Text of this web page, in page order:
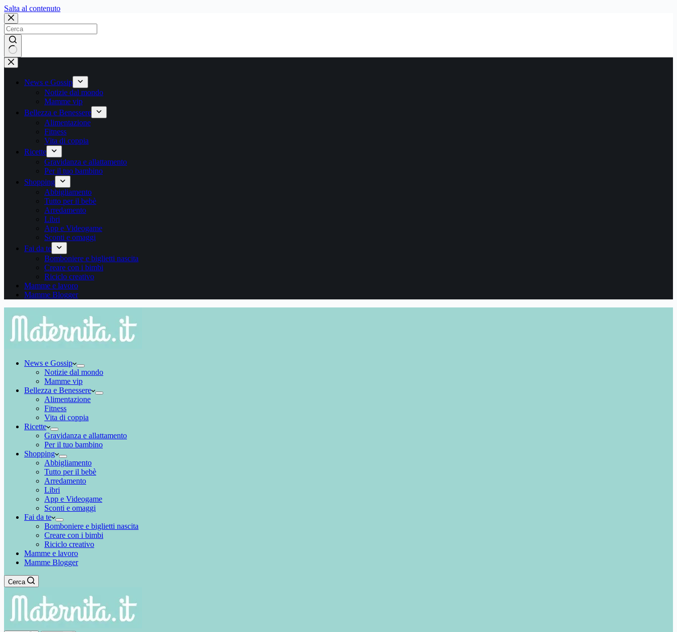
Salta al contenutoSalta
contenuto
Nessun
risultato
News e Gossip
Notizie dal mondo
Mamme vip
Bellezza e Benessere
Alimentazione
Fitness
Vita di coppia
Ricette
Gravidanza e allattamento
Per il tuo bambino
Shopping
Abbigliamento
Tutto per il bebè
Arredamento
Libri
App e Videogame
Sconti e omaggi
Fai da te
Bomboniere e biglietti nascita
Creare con i bimbi
Riciclo creativo
Mamme e lavoro
Mamme Blogger
News e Gossip
Notizie dal mondo
Mamme vip
Bellezza e Benessere
Alimentazione
Fitness
Vita di coppia
Ricette
Gravidanza e allattamento
Per il tuo bambino
Shopping
Abbigliamento
Tutto per il bebè
Arredamento
Libri
App e Videogame
Sconti e omaggi
Fai da te
Bomboniere e biglietti nascita
Creare con i bimbi
Riciclo creativo
Mamme e lavoro
Mamme Blogger
Cerca